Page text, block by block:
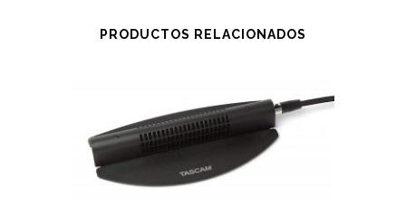
PRODUCTOS RELACIONADOS